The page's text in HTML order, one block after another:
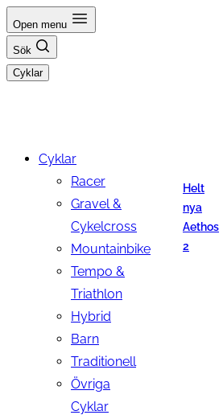
Hoppa
till
innehåll
Open menu
Sök
Cyklar
Cyklar
Racer
Gravel &
Cykelcross
Mountainbike
Tempo &
Triathlon
Hybrid
Barn
Traditionell
Övriga
Cyklar
Helt
nya
Aethos
2